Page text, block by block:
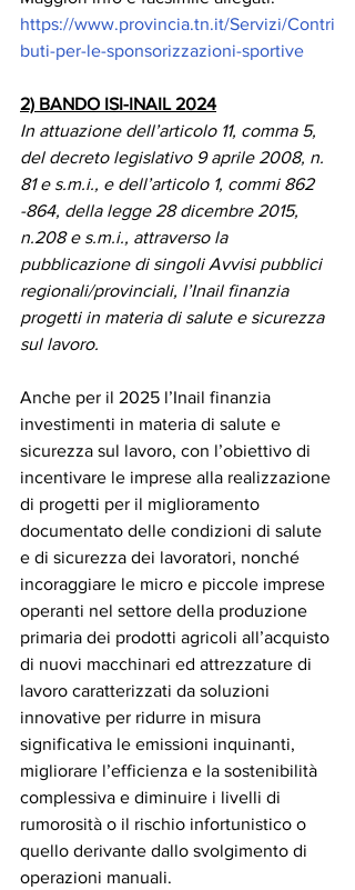
https://www.provincia.tn.it/Servizi/Contri
buti-per-le-sponsorizzazioni-sportive
2) BANDO ISI-INAIL 2024
In attuazione dell’articolo 11, comma 5,
del decreto legislativo 9 aprile 2008, n.
81 e s.m.i., e dell’articolo 1, commi 862
-864, della legge 28 dicembre 2015,
n.208 e s.m.i., attraverso la
pubblicazione di singoli Avvisi pubblici
regionali/provinciali, l’Inail finanzia
progetti in materia di salute e sicurezza
sul lavoro.
Anche per il 2025 l’Inail finanzia
investimenti in materia di salute e
sicurezza sul lavoro, con l’obiettivo di
incentivare le imprese alla realizzazione
di progetti per il miglioramento
documentato delle condizioni di salute
e di sicurezza dei lavoratori, nonché
incoraggiare le micro e piccole imprese
operanti nel settore della produzione
primaria dei prodotti agricoli all’acquisto
di nuovi macchinari ed attrezzature di
lavoro caratterizzati da soluzioni
innovative per ridurre in misura
significativa le emissioni inquinanti,
migliorare l’efficienza e la sostenibilità
complessiva e diminuire i livelli di
rumorosità o il rischio infortunistico o
quello derivante dallo svolgimento di
operazioni manuali.